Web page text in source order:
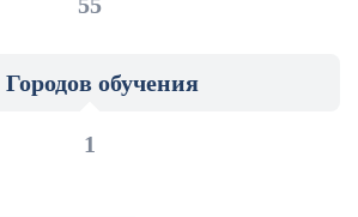
Городов обучения
1